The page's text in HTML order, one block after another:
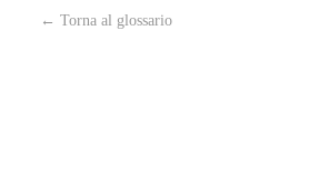
← Torna al glossario